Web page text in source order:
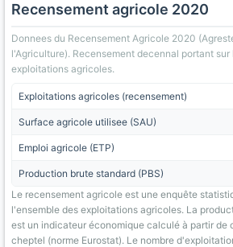
Recensement agricole 2020
Donnees du Recensement Agricole 2020
l'Agriculture). Recensement decennal portant sur
exploitations agricoles.
Exploitations agricoles (recensement)
Surface agricole utilisee (SAU)
Emploi agricole (ETP)
Production brute standard (PBS)
Le recensement agricole est une enquête
l'ensemble des exploitations agricoles. La
est un indicateur économique calculé à partir
cheptel (norme Eurostat). Le nombre